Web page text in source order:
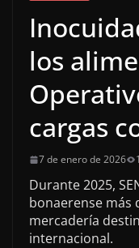
los
cargas
7 de enero de 2026
Durante 2025,
bonaerense más
mercadería
internacional.